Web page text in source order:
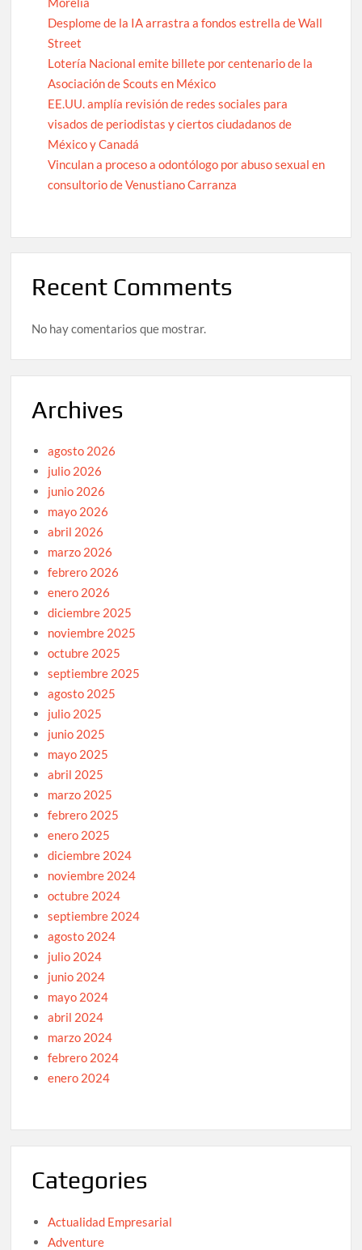
Desplome de la IA arrastra a fondos estrella de Wall
Street
Lotería Nacional emite billete por centenario de la
Asociación de Scouts en México
EE.UU. amplía revisión de redes sociales para
visados de periodistas y ciertos ciudadanos de
México y Canadá
Vinculan a proceso a odontólogo por abuso sexual en
consultorio de Venustiano Carranza
Recent Comments
No hay comentarios que mostrar.
Archives
agosto 2026
julio 2026
junio 2026
mayo 2026
abril 2026
marzo 2026
febrero 2026
enero 2026
diciembre 2025
noviembre 2025
octubre 2025
septiembre 2025
agosto 2025
julio 2025
junio 2025
mayo 2025
abril 2025
marzo 2025
febrero 2025
enero 2025
diciembre 2024
noviembre 2024
octubre 2024
septiembre 2024
agosto 2024
julio 2024
junio 2024
mayo 2024
abril 2024
marzo 2024
febrero 2024
enero 2024
Categories
Actualidad Empresarial
Adventure